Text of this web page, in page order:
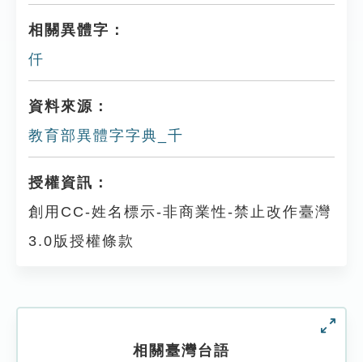
相關異體字：
仟
資料來源：
教育部異體字字典_千
授權資訊：
創用CC-姓名標示-非商業性-禁止改作臺灣
3.0版授權條款
相關臺灣台語